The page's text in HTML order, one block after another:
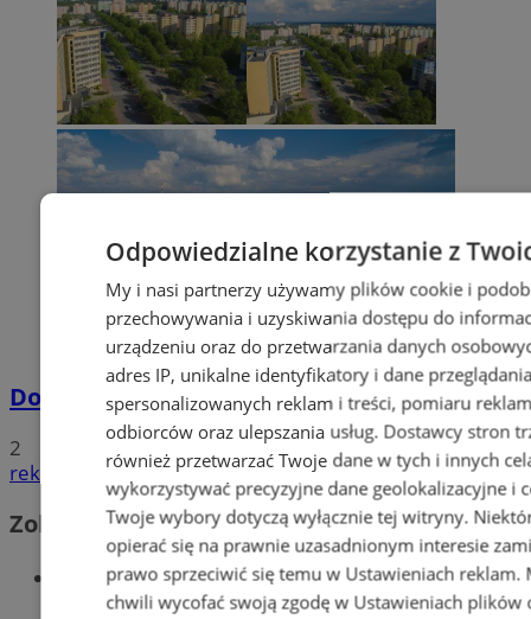
Dowody osobiste z odciskami palców
2
reklama
Zobacz również
Wiadomości kryminalne w Tychach
Odpowiedzialne korzystanie z
My i nasi partnerzy używamy plików cookie i
przechowywania i uzyskiwania dostępu do
urządzeniu oraz do przetwarzania danych
adres IP, unikalne identyfikatory i dane
spersonalizowanych reklam i treści, pomiaru
odbiorców oraz ulepszania usług. Dostawcy stron
również przetwarzać Twoje dane w tych i innych
wykorzystywać precyzyjne dane geolokalizacyjne i
Twoje wybory dotyczą wyłącznie tej witryny.
opierać się na prawnie uzasadnionym interesie
prawo sprzeciwić się temu w Ustawieniach reklam.
chwili wycofać swoją zgodę w Ustawieniach plików